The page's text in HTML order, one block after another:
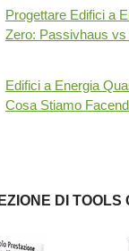
Progettare Edifici a
Zero: Passivhaus
Edifici a Energia
Cosa Stiamo
DI TOOLS